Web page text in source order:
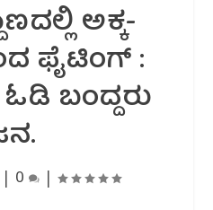
ಅಕ್ಕ-
ಫೈಟಿಂಗ್ :
ಬಂದ್ದರು
0 |